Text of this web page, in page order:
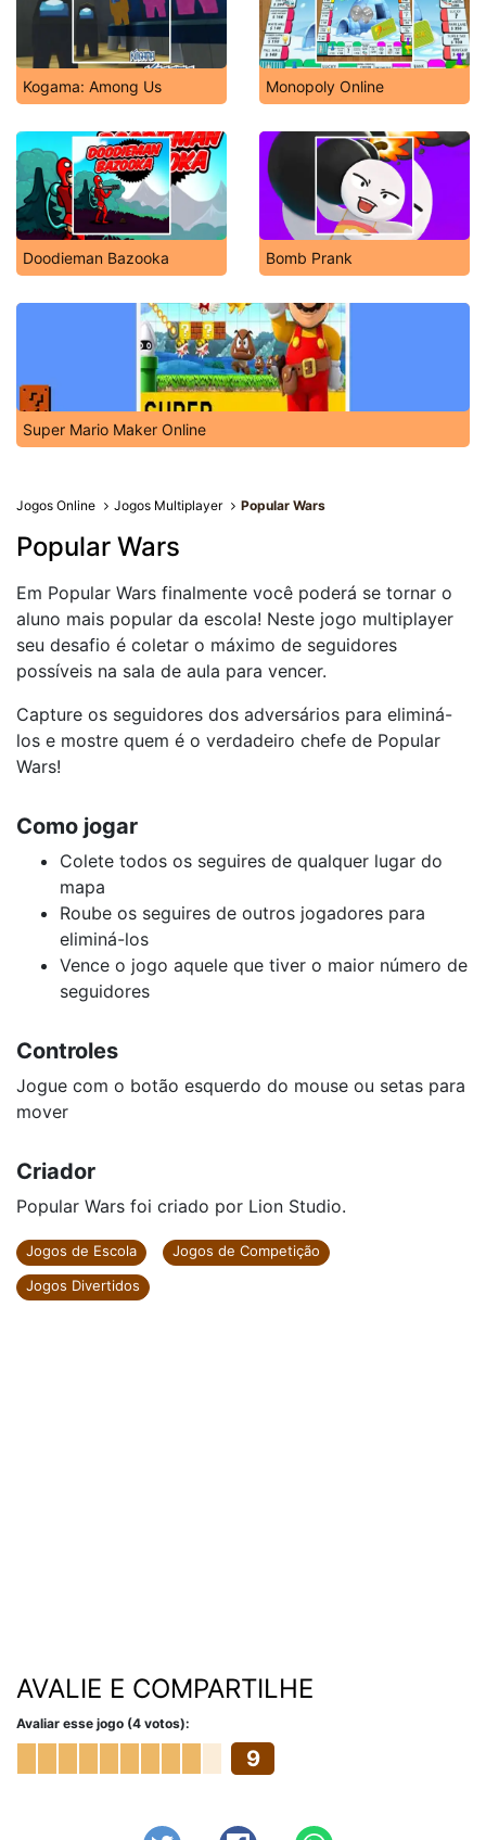
Kogama: Among Us Monopoly Online
Doodieman Bazooka Bomb Prank
Super Mario Maker Online
Jogos Online Jogos Multiplayer Popular Wars
Popular Wars
Em Popular Wars finalmente você poderá se tornar o
aluno mais popular da escola! Neste jogo multiplayer
seu desafio é coletar o máximo de seguidores
possíveis na sala de aula para vencer.
Capture os seguidores dos adversários para eliminá-
los e mostre quem é o verdadeiro chefe de Popular
Wars!
Como jogar
Colete todos os seguires de qualquer lugar do
mapa
Roube os seguires de outros jogadores para
eliminá-los
Vence o jogo aquele que tiver o maior número de
seguidores
Controles
Jogue com o botão esquerdo do mouse ou setas para
mover
Criador
Popular Wars foi criado por Lion Studio.
Jogos de Escola
Jogos de Competição
Jogos Divertidos
AVALIE E COMPARTILHE
Avaliar esse jogo (4 votos):
9